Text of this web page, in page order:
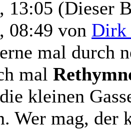
13:05 (Dieser
08:49 von Dirk
mal durch
mal
kleinen
Wer mag, der